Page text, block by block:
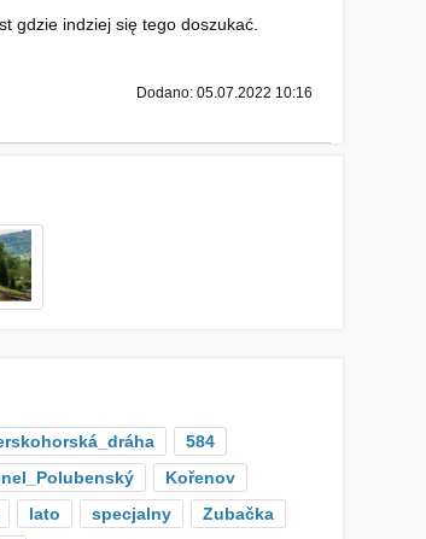
gdzie indziej się tego doszukać.
Dodano: 05.07.2022 10:16
584
Kořenov
lato specjalny
Zubačka